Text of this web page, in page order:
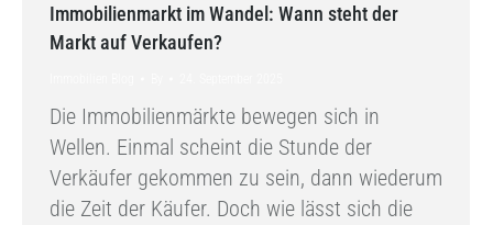
Immobilienmarkt im Wandel: Wann steht der
Markt auf Verkaufen?
Die Immobilienmärkte bewegen sich in
Wellen. Einmal scheint die Stunde der
Verkäufer gekommen zu sein, dann wiederum
die Zeit der Käufer. Doch wie lässt sich die